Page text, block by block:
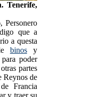
Tenerife,
Personero
que a
a questa
binosy
poder
partes
Reynos de
Francia
y traer su